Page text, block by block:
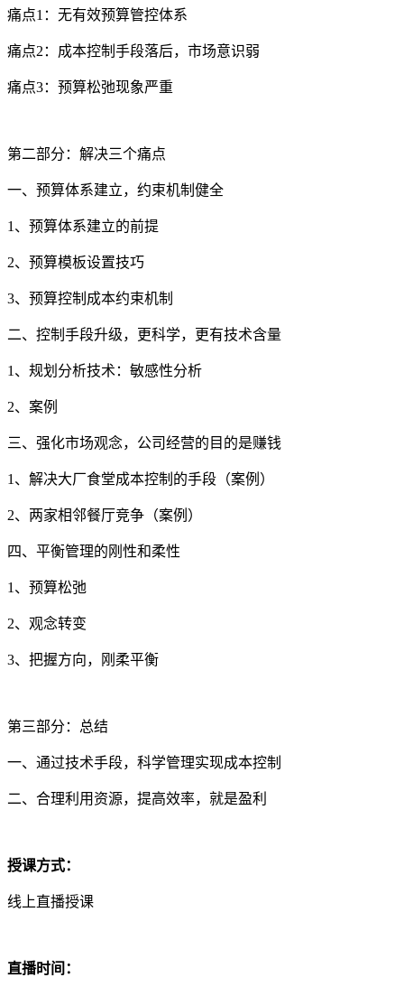
痛点1：无有效预算管控体系
痛点2：成本控制手段落后，市场意识弱
痛点3：预算松弛现象严重
第二部分：解决三个痛点
一、预算体系建立，约束机制健全
1、预算体系建立的前提
2、预算模板设置技巧
3、预算控制成本约束机制
二、控制手段升级，更科学，更有技术含量
1、规划分析技术：敏感性分析
2、案例
三、强化市场观念，公司经营的目的是赚钱
1、解决大厂食堂成本控制的手段（案例）
2、两家相邻餐厅竞争（案例）
四、平衡管理的刚性和柔性
1、预算松弛
2、观念转变
3、把握方向，刚柔平衡
第三部分：总结
一、通过技术手段，科学管理实现成本控制
二、合理利用资源，提高效率，就是盈利
授课方式：
线上直播授课
直播时间：